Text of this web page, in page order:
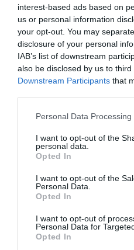
interest-based ads based on
us or personal information
your opt-out. You may
disclosure of your personal
IAB’s list of downstream
also be disclosed by us to
Downstream Participants that
Personal Data
I want to opt-out of the
personal data.
Opted In
I want to opt-out of the
Personal Data.
Opted In
I want to opt-out of
Personal Data for
Opted In
colaboración de diferentes
que tan buenos resultados
Aguilar ha querido destacar
potenciar aún más «la
realizan las farmacias en el
precoz y los cribados,
Por su parte, Elena
este convenio ayudará a la
diagnósticas del VIH, con
pruebas de autodiagnóstico
estrategia más de la oferta
contribuirá a la disminución
conocen que están